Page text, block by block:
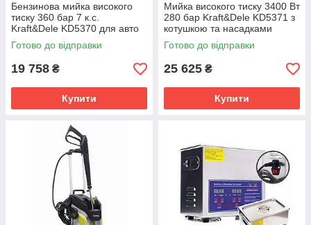
Бензинова мийка високого
тиску 360 бар 7 к.с.
Kraft&Dele KD5370 для авто
та техніки
Готово до відправки
19 758 ₴
Купити
Мийка високого тиску 3400 Вт
280 бар Kraft&Dele KD5371 з
котушкою та насадками
Готово до відправки
25 625 ₴
Купити